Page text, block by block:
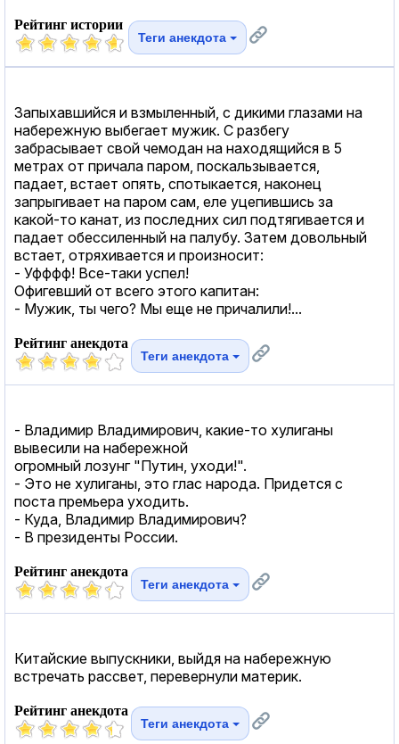
Рейтинг истории
Теги анекдота
Запыхавшийся и взмыленный, с дикими глазами на
набережную выбегает мужик. С разбегу
забрасывает свой чемодан на находящийся в 5
метрах от причала паром, поскальзывается,
падает, встает опять, спотыкается, наконец
запрыгивает на паром сам, еле уцепившись за
какой-то канат, из последних сил подтягивается и
падает обессиленный на палубу. Затем довольный
встает, отряхивается и произносит:
- Уфффф! Все-таки успел!
Офигевший от всего этого капитан:
- Мужик, ты чего? Мы еще не причалили!...
Рейтинг анекдота
Теги анекдота
- Владимир Владимирович, какие-то хулиганы
вывесили на набережной
огромный лозунг "Путин, уходи!".
- Это не хулиганы, это глас народа. Придется с
поста премьера уходить.
- Куда, Владимир Владимирович?
- В президенты России.
Рейтинг анекдота
Теги анекдота
Китайские выпускники, выйдя на набережную
встречать рассвет, перевернули материк.
Рейтинг анекдота
Теги анекдота